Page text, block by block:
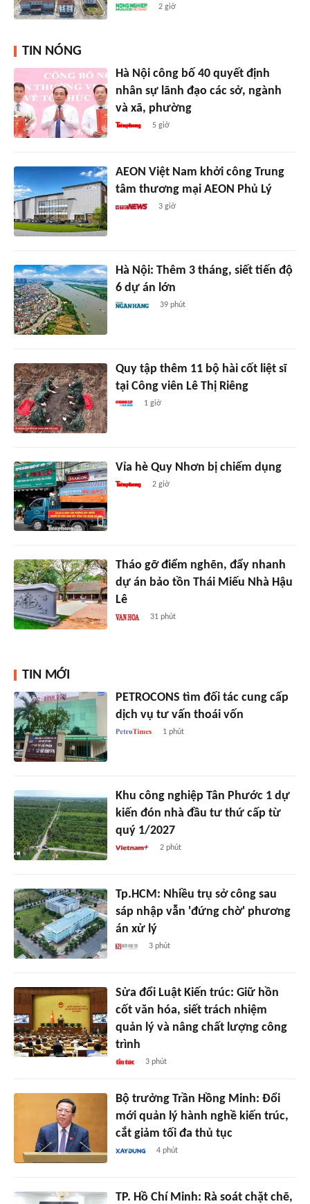
2 giờ
TIN NÓNG
Hà Nội công bố 40 quyết định
nhân sự lãnh đạo các sở, ngành
và xã, phường
5 giờ
AEON Việt Nam khởi công Trung
tâm thương mại AEON Phủ Lý
3 giờ
Hà Nội: Thêm 3 tháng, siết tiến độ
6 dự án lớn
39 phút
Quy tập thêm 11 bộ hài cốt liệt sĩ
tại Công viên Lê Thị Riêng
1 giờ
Vỉa hè Quy Nhơn bị chiếm dụng
2 giờ
Tháo gỡ điểm nghẽn, đẩy nhanh
dự án bảo tồn Thái Miếu Nhà Hậu
Lê
31 phút
TIN MỚI
PETROCONS tìm đối tác cung cấp
dịch vụ tư vấn thoái vốn
1 phút
Khu công nghiệp Tân Phước 1 dự
kiến đón nhà đầu tư thứ cấp từ
quý 1/2027
2 phút
Tp.HCM: Nhiều trụ sở công sau
sáp nhập vẫn 'đứng chờ' phương
án xử lý
3 phút
Sửa đổi Luật Kiến trúc: Giữ hồn
cốt văn hóa, siết trách nhiệm
quản lý và nâng chất lượng công
trình
3 phút
Bộ trưởng Trần Hồng Minh: Đổi
mới quản lý hành nghề kiến trúc,
cắt giảm tối đa thủ tục
4 phút
TP. Hồ Chí Minh: Rà soát chặt chẽ,